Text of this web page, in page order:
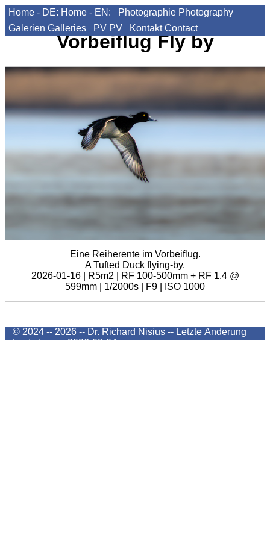
Home - DE: Home - EN: Photographie Photography
Galerien Galleries PV PV Kontakt Contact
VorbeiflugFly by
Eine Reiherente im Vorbeiflug.
A Tufted Duck flying-by.
2026-01-16 | R5m2 | RF 100-500mm + RF 1.4 @
599mm | 1/2000s | F9 | ISO 1000
© 2024 -- 2026 -- Dr. Richard Nisius -- Letzte Änderung
Last change2026-08-04